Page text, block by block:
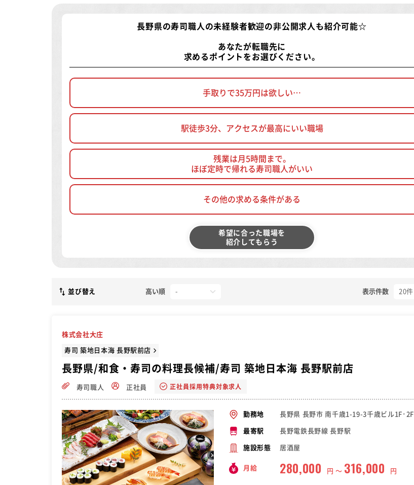
長野県の寿司職人の未経験者歓迎の非公開求人 も紹介可能☆
あなたが転職先に
求めるポイントをお選びください。
手取りで35万円は欲しい…
駅徒歩3分、アクセスが最高にいい職場
残業は月5時間まで。
ほぼ定時で帰れる寿司職人がいい
その他の求める条件がある
希望に合った職場を
紹介してもらう
並び替え 高い順 表示件数
株式会社大庄
寿司 築地日本海 長野駅前店
長野県/和食・寿司の料理長候補/寿司 築地日本海 長野駅前店
寿司職人 正社員 正社員採用特典対象求人
勤務地 長野県 長野市 南千歳1-19-3千歳ビル1F･2F
最寄駅 長野電鉄長野線 長野駅
施設形態 居酒屋
月給 280,000 円 〜 316,000 円